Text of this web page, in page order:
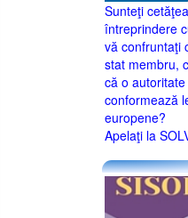
Sunteţi
întreprindere
vă confruntaţi
stat membru,
că o
conformează
europene?
Apelaţi la